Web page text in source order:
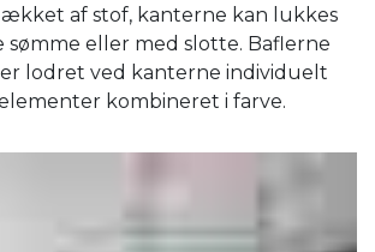
af stof, kanterne kan lukkes
sømme eller med slotte. Baflerne
lodret ved kanterne individuelt
kombineret i farve.